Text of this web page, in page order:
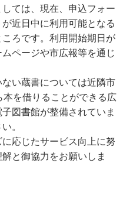
ては、現在、申込フォー
近日中に利用可能となる
ろです。利用開始期日が
ページや市広報等を通じ
い蔵書については近隣市
を借りることができる広
図書館が整備されていま
。
応じたサービス向上に努
と御協力をお願いしま